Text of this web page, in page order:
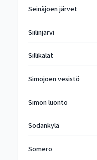
Seinäjoen järvet
Siilinjärvi
Sillikalat
Simojoen vesistö
Simon luonto
Sodankylä
Somero